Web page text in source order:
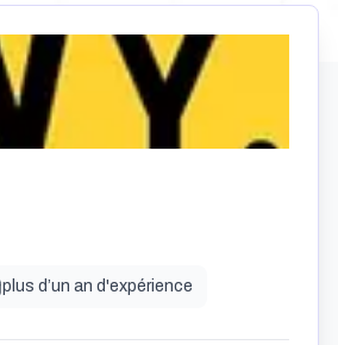
plus d’un an d'expérience